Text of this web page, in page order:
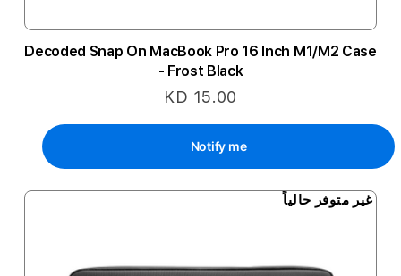
Decoded Snap On MacBook Pro 16 Inch M1/M2 Case
- Frost Black
KD 15.00
Notify me
غير متوفر حالياً